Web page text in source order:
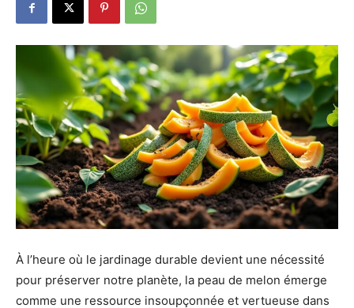
À l’heure où le jardinage durable devient une nécessité
pour préserver notre planète, la peau de melon émerge
comme une ressource insoupçonnée et vertueuse dans